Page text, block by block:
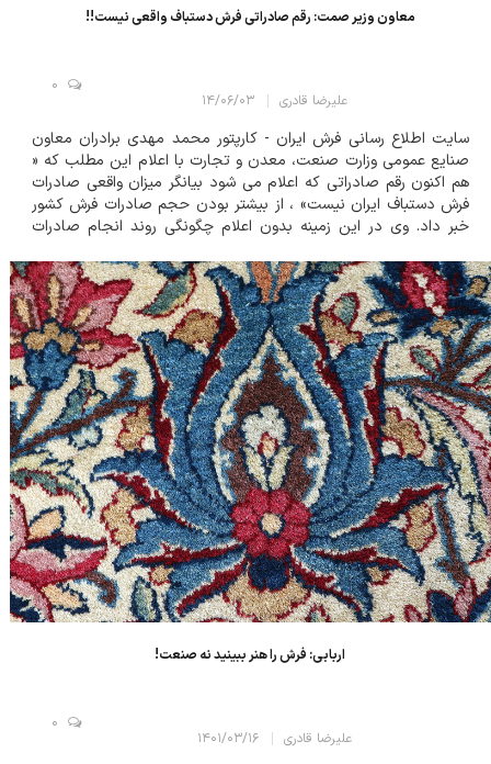
معاون وزیر صمت: رقم صادراتی فرش دستباف واقعی نیست!!
علیرضا قادری ۱۴/۰۶/۰۳
0
سایت اطلاع رسانی فرش ایران - کارپتور محمد مهدی برادران معاون
صنایع عمومی وزارت صنعت، معدن و تجارت با اعلام این مطلب که «
هم اکنون رقم صادراتی که اعلام می شود بیانگر میزان واقعی صادرات
فرش دستباف ایران نیست» ، از بیشتر بودن حجم صادرات فرش کشور
خبر داد. وی در این زمینه بدون اعلام چگونگی روند انجام صادرات
تحریمها عملی...
اربابی: فرش را هنر ببینید نه صنعت!
علیرضا قادری ۱۴۰۱/۰۳/۱۶
0